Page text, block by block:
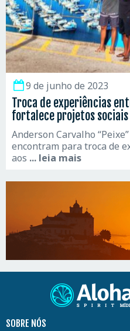
9 de junho de 2023
Troca de experiências
fortalece projetos
Anderson Carvalho
encontram para troca de
aos ... leia mais
SOBRE NÓS